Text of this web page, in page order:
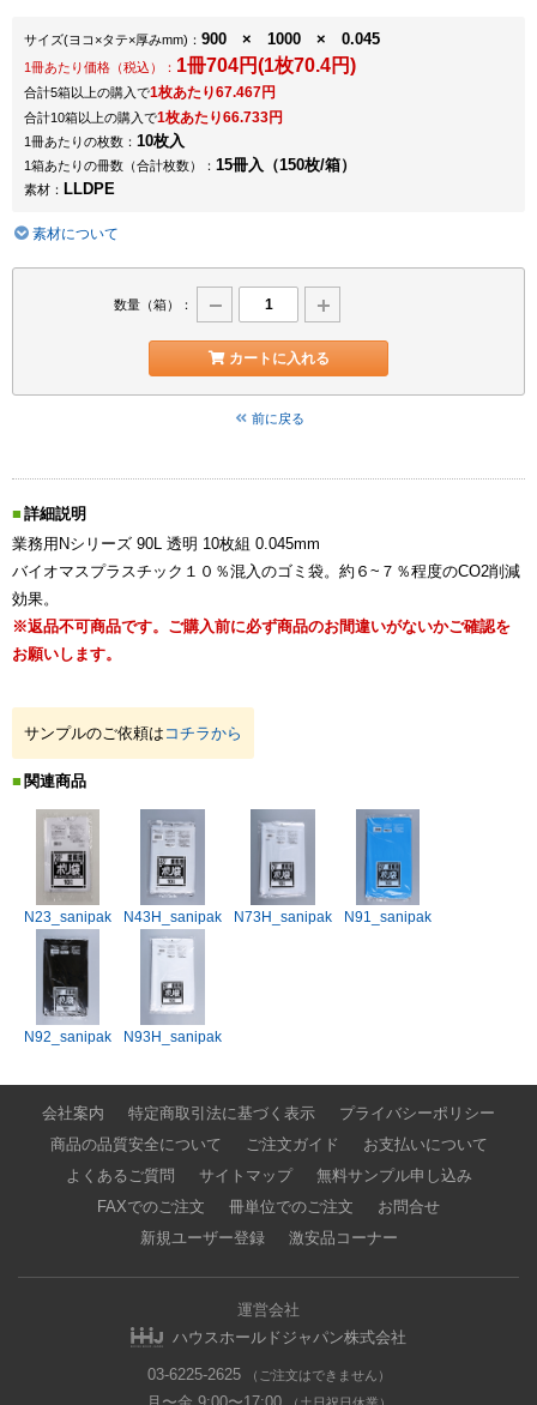
サイズ(ヨコ×タテ×厚みmm) ： 900 × 1000 × 0.045
1冊あたり価格（税込）： 1冊704円(1枚70.4円)
合計5箱以上の購入で1枚あたり67.467円
合計10箱以上の購入で1枚あたり66.733円
1冊あたりの枚数： 10枚入
1箱あたりの冊数（合計枚数）： 15冊入（150枚/箱）
素材： LLDPE
素材について
数量（箱）：
カートに入れる
前に戻る
詳細説明
業務用Nシリーズ 90L 透明 10枚組 0.045mm
バイオマスプラスチック１０％混入のゴミ袋。約６~７％程度のCO2削減
効果。
※返品不可商品です。ご購入前に必ず商品のお間違いがないかご確認を
お願いします。
サンプルのご依頼は コチラから
関連商品
N23_sanipak N43H_sanipak N73H_sanipak N91_sanipak
N92_sanipak N93H_sanipak
会社案内 特定商取引法に基づく表示
プライバシーポリシー
商品の品質安全について
ご注文ガイド
お支払いについて
よくあるご質問
サイトマップ
無料サンプル申し込み
FAXでのご注文
冊単位でのご注文
お問合せ
新規ユーザー登録
激安品コーナー
運営会社
ハウスホールドジャパン株式会社
03-6225-2625 （ご注文はできません）